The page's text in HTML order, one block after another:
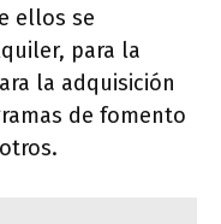
ellos se
para la
la adquisición
de fomento